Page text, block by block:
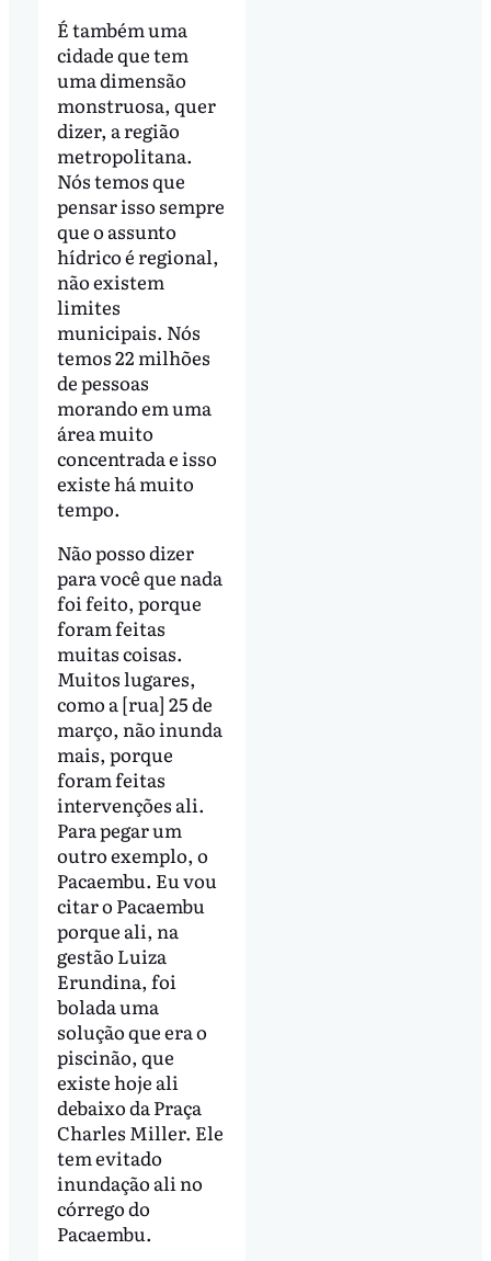
É também uma
cidade que tem
uma dimensão
monstruosa, quer
dizer, a região
metropolitana.
Nós temos que
pensar isso sempre
que o assunto
hídrico é regional,
não existem
limites
municipais. Nós
temos 22 milhões
de pessoas
morando em uma
área muito
concentrada e isso
existe há muito
tempo.
Não posso dizer
para você que nada
foi feito, porque
foram feitas
muitas coisas.
Muitos lugares,
como a [rua] 25 de
março, não inunda
mais, porque
foram feitas
intervenções ali.
Para pegar um
outro exemplo, o
Pacaembu. Eu vou
citar o Pacaembu
porque ali, na
gestão Luiza
Erundina, foi
bolada uma
solução que era o
piscinão, que
existe hoje ali
debaixo da Praça
Charles Miller. Ele
tem evitado
inundação ali no
córrego do
Pacaembu.